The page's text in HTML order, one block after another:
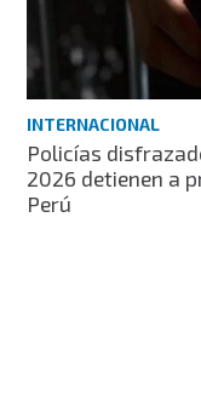
INTERNACIONAL
Policías
2026 detienen a
Perú